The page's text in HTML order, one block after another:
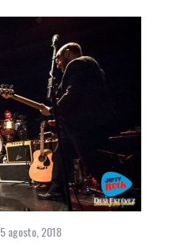
5 agosto, 2018